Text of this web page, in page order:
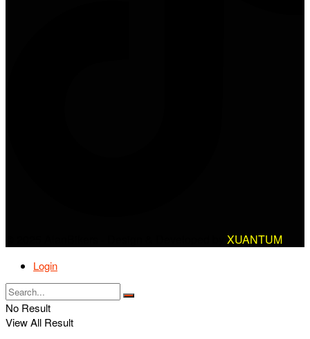
XUANTUM
Login
No Result
View All Result